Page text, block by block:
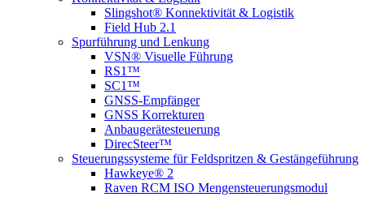
Slingshot® Konnektivität & Logistik
Field Hub 2.1
Spurführung und Lenkung
VSN® Visuelle Führung
RS1™
SC1™
GNSS-Empfänger
GNSS Korrekturen
Anbaugerätesteuerung
DirecSteer™
Steuerungssysteme für Feldspritzen & Gestängeführung
Hawkeye® 2
Raven RCM ISO Mengensteuerungsmodul